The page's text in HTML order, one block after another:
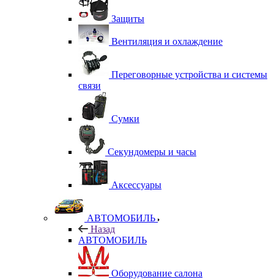
Защиты
Вентиляция и охлаждение
Переговорные устройства и системы
связи
Сумки
Секундомеры и часы
Аксессуары
АВТОМОБИЛЬ
Назад
АВТОМОБИЛЬ
Оборудование салона